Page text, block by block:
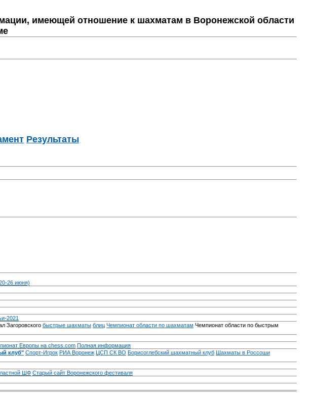
имеющей отношение к шахматам в Воронежской области
Результаты
26 июня)
2021
Загоровского быстрые шахматы блиц Чемпионат области по шахматам Чемпионат области по быстрым
Европы на chess.com Полная информация
клуб" Спорт-Игрок РИА Воронеж ЦСП СК ВО Борисоглебский шахматный клуб Шахматы в Россоши
ШФ Старый сайт Воронежского фестиваля